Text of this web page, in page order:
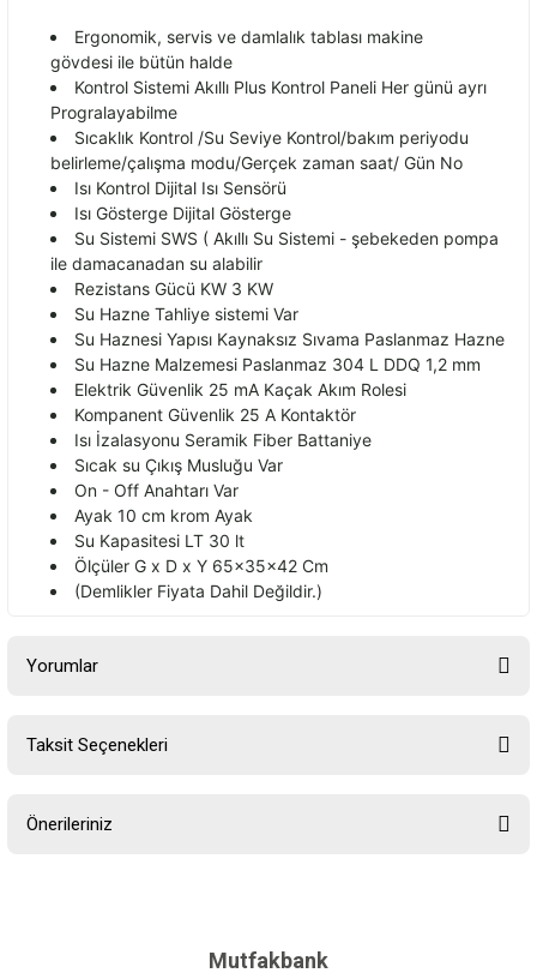
Ergonomik, servis ve damlalık tablası makine
gövdesi ile bütün halde
Kontrol Sistemi Akıllı Plus Kontrol Paneli Her günü ayrı
Progralayabilme
Sıcaklık Kontrol /Su Seviye Kontrol/bakım periyodu
belirleme/çalışma modu/Gerçek zaman saat/ Gün No
Isı Kontrol Dijital Isı Sensörü
Isı Gösterge Dijital Gösterge
Su Sistemi SWS ( Akıllı Su Sistemi - şebekeden pompa
ile damacanadan su alabilir
Rezistans Gücü KW 3 KW
Su Hazne Tahliye sistemi Var
Su Haznesi Yapısı Kaynaksız Sıvama Paslanmaz Hazne
Su Hazne Malzemesi Paslanmaz 304 L DDQ 1,2 mm
Elektrik Güvenlik 25 mA Kaçak Akım Rolesi
Kompanent Güvenlik 25 A Kontaktör
Isı İzalasyonu Seramik Fiber Battaniye
Sıcak su Çıkış Musluğu Var
On - Off Anahtarı Var
Ayak 10 cm krom Ayak
Su Kapasitesi LT 30 lt
Ölçüler G x D x Y 65x35x42 Cm
(Demlikler Fiyata Dahil Değildir.)
Yorumlar
Taksit Seçenekleri
Önerileriniz
Görüş ve önerileriniz için teşekkür ederiz.
Mutfakbank